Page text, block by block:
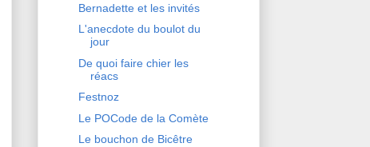
Bernadette et les invités
L'anecdote du boulot du
jour
De quoi faire chier les
réacs
Festnoz
Le POCode de la Comète
Le bouchon de Bicêtre